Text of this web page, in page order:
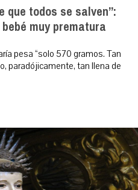
que todos se salven”:
muy prematura
pesa “solo 570 gramos. Tan
paradójicamente, tan llena de